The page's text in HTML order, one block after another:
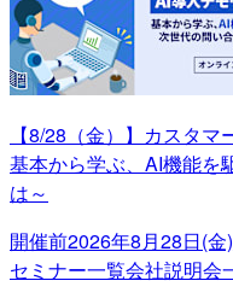
【8/28（金）】カスタ
基本から学ぶ、AI機能を
は～
開催前2026年8月28日(金
セミナー一覧会社説明会